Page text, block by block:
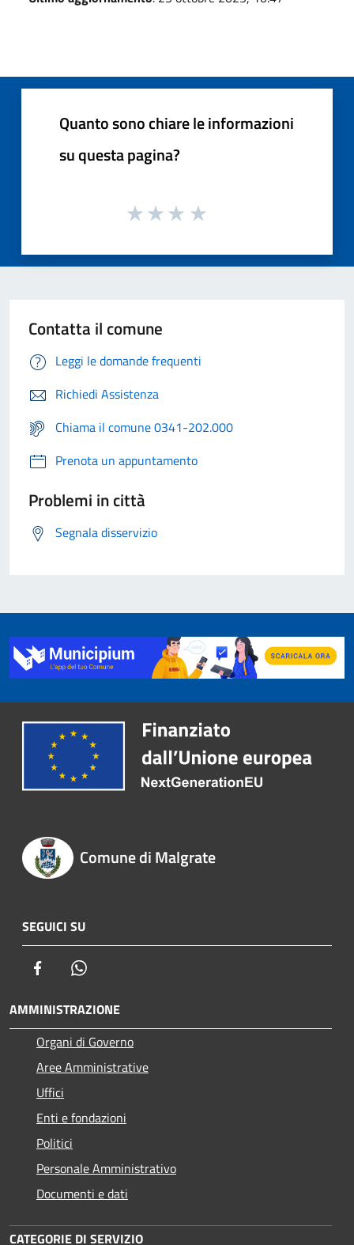
Quanto sono chiare le informazioni
su questa pagina?
Contatta il comune
Leggi le domande frequenti
Richiedi Assistenza
Chiama il comune 0341-202.000
Prenota un appuntamento
Problemi in città
Segnala disservizio
Comune di Malgrate
SEGUICI SU
Facebook
AMMINISTRAZIONE
Organi di Governo
Aree Amministrative
Uffici
Enti e fondazioni
Politici
Personale Amministrativo
Documenti e dati
CATEGORIE DI SERVIZIO